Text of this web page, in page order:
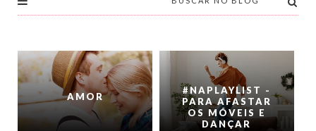
AMOR
#NAPLAYLIST -
PARA AFASTAR
OS MÓVEIS E
DANÇAR